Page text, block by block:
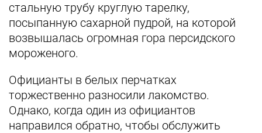
стальную трубу круглую тарелку,
посыпанную сахарной пудрой, на которой
возвышалась огромная гора персидского
мороженого.
Официанты в белых перчатках
торжественно разносили лакомство.
Однако, когда один из официантов
направился обратно, чтобы обслужить